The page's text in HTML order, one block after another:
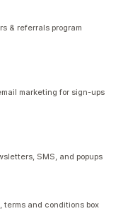
& referrals program
marketing for sign-ups
SMS, and popups
terms and conditions box